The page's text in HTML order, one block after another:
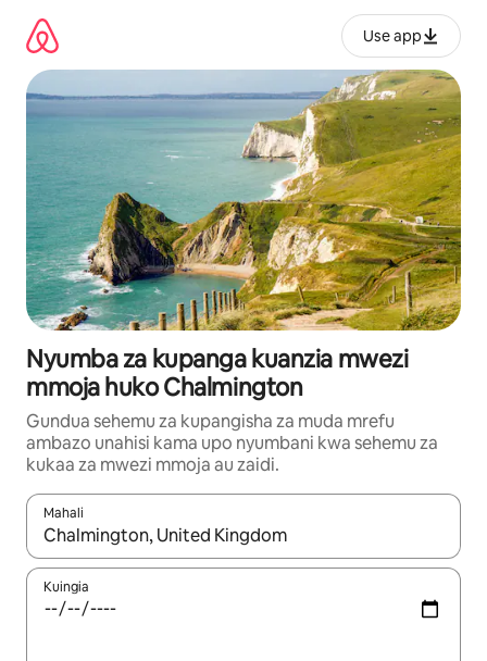
kwenda
kwenye
maudhui
Use app
Nyumba za kupanga kuanzia mwezi
mmoja huko Chalmington
Gundua sehemu za kupangisha za muda mrefu
ambazo unahisi kama upo nyumbani kwa sehemu za
kukaa za mwezi mmoja au zaidi.
Mahali
Wakati matokeo yanapatikana, vinjari kwa kutumia vitufe vya
Kuingia